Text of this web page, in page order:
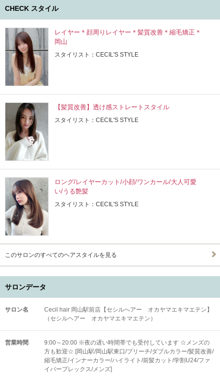
CHECK スタイル
レイヤー＊顔周りレイヤー＊髪質改善＊縮毛矯正＊
岡山
スタイリスト：CECIL'S STYLE
【髪質改善】透け感ストレートスタイル
スタイリスト：CECIL'S STYLE
ロング/レイヤーカット/小顔/ワンカール/大人可愛
い/うる艶髪
スタイリスト：CECIL'S STYLE
このサロンのすべてのヘアスタイルを見る
サロンデータ
サロン名
Cecil hair 岡山駅前店【セシルへアー オカヤマエキマエテン】
（セシルヘアー オカヤマエキマエテン）
営業時間
9:00～20:00 ※夜の遅い時間帯でも受付しています ☆メンズの
方も歓迎☆ [岡山駅/岡山駅東口/ブリーチ/ダブルカラー/髪質改善/
縮毛矯正/インナーカラー/ハイライト/前髪カット/学割U24/ファ
イバープレックス/メンズ]